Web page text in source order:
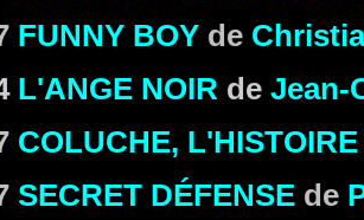
FUNNY BOY de
L'ANGE NOIR de Jean-
COLUCHE,
SECRET DÉFENSE de